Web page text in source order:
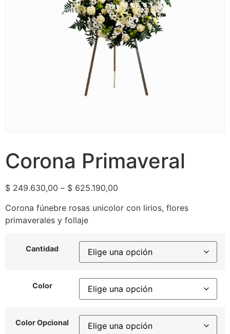
Corona Primaveral
$ 249.630,00 – $ 625.190,00
Corona fúnebre rosas unicolor con lirios, flores
primaverales y follaje
Cantidad
Color
Color Opcional